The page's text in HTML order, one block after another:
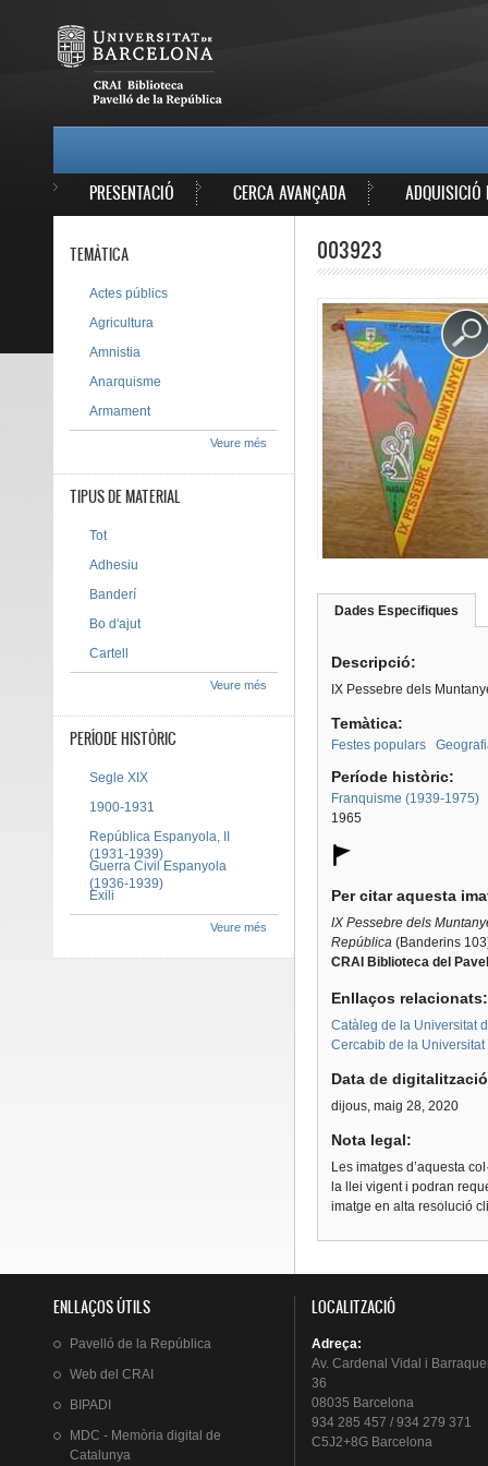
PRESENTACIÓ CERCA AVANÇADA ADQUISICIÓ
003923
Dades Especifiques
Descripció:
IX Pessebre dels
Temàtica:
Festes populars
Període històric:
Franquisme (1939-1975)
1965
Per citar aquesta
IX Pessebre dels
República(Banderins
CRAI Biblioteca del
Enllaços
Catàleg de la Universitat
Cercabib de la
Data de
dijous, maig 28, 2020
Nota legal:
Les imatges d’aquesta
la llei vigent i podran
imatge en alta resolució
TEMÀTICA
Actes públics
Agricultura
Amnistia
Anarquisme
Armament
Veure més
TIPUS DE MATERIAL
Tot
Adhesiu
Banderí
Bo d'ajut
Cartell
Veure més
PERÍODE HISTÒRIC
Segle XIX
1900-1931
República Espanyola, II
(1931-1939)
Guerra Civil Espanyola
(1936-1939)
Exili
Veure més
ENLLAÇOS ÚTILS
Pavelló de la República
Web del CRAI
BIPADI
MDC - Memòria digital de
Catalunya
LOCALITZACIÓ
Adreça:
Av. Cardenal Vidal i
36
08035 Barcelona
934 285 457 / 934 279 371
C5J2+8G Barcelona